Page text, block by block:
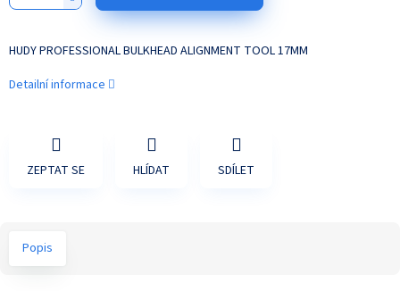
HUDY PROFESSIONAL BULKHEAD ALIGNMENT TOOL 17MM
Detailní informace
ZEPTAT SE HLÍDAT SDÍLET
Popis